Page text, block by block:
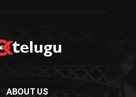
ABOUT US